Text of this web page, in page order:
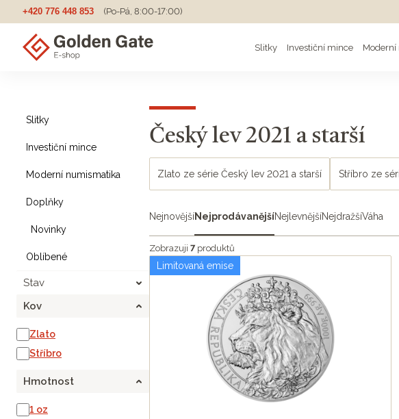
+420 776 448 853 (Po-Pá, 8:00-17:00)
Slitky Investiční mince
Slitky
Investiční mince
Moderní numismatika
Doplňky
Novinky
Oblíbené
Stav
Kov
Zlato
Stříbro
Hmotnost
1 oz
Český lev 2021 a starší
Zlato ze série Český lev 2021 a starší Stříbro ze
NejnovějšíNejprodávanějšíNejlevnějšíNejdražšíVáha
Zobrazuji 7 produktů
Limitovaná emise